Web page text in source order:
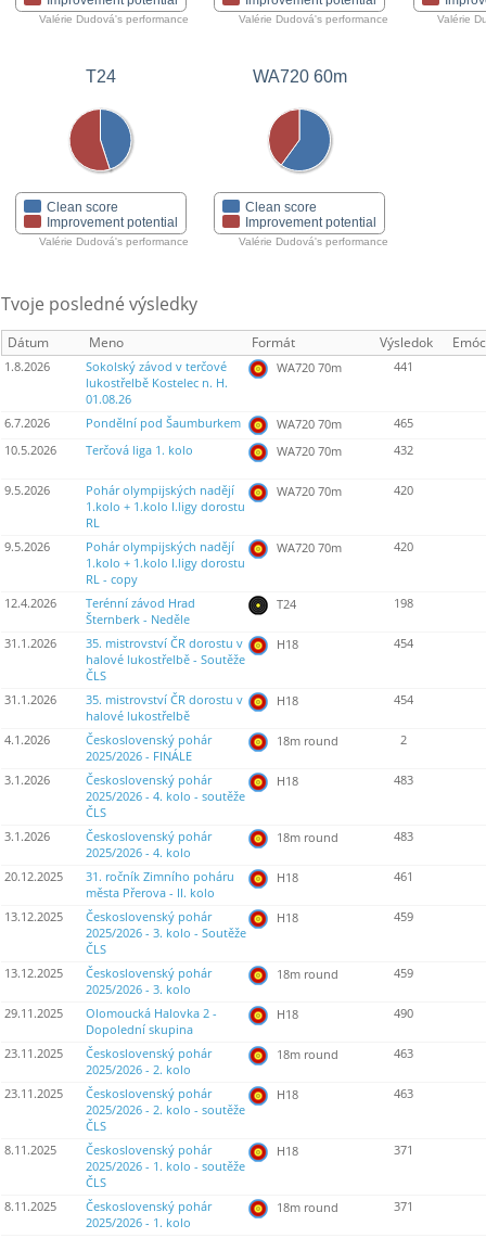
Valérie Dudová's performance Valérie Dudová's performance Valérie
T24
Clean score
Improvement potential
Valérie Dudová's performance
WA720 60m
Clean score
Improvement potential
Valérie Dudová's performance
Tvoje posledné výsledky
Dátum Meno Formát Výsledok
1.8.2026
Sokolský závod v terčové
lukostřelbě Kostelec n. H.
01.08.26
WA720 70m 441
6.7.2026 Pondělní pod Šaumburkem WA720 70m
465
10.5.2026
Terčová liga 1. kolo WA720 70m 432
9.5.2026
Pohár olympijských nadějí
1.kolo + 1.kolo I.ligy dorostu
RL
WA720 70m 420
9.5.2026
Pohár olympijských nadějí
1.kolo + 1.kolo I.ligy dorostu
RL - copy
WA720 70m 420
12.4.2026
Terénní závod Hrad
Šternberk - Neděle
T24 198
31.1.2026
35. mistrovství ČR dorostu v
halové lukostřelbě - Soutěže
ČLS
H18 454
31.1.2026
35. mistrovství ČR dorostu v
halové lukostřelbě
H18 454
4.1.2026
Československý pohár
2025/2026 - FINÁLE
18m round 2
3.1.2026
Československý pohár
2025/2026 - 4. kolo - soutěže
ČLS
H18 483
3.1.2026
Československý pohár
2025/2026 - 4. kolo
18m round 483
20.12.2025
31. ročník Zimního poháru
města Přerova - II. kolo
H18 461
13.12.2025
Československý pohár
2025/2026 - 3. kolo - Soutěže
ČLS
H18 459
13.12.2025
Československý pohár
2025/2026 - 3. kolo
18m round 459
29.11.2025
Olomoucká Halovka 2 -
Dopolední skupina
H18 490
23.11.2025
Československý pohár
2025/2026 - 2. kolo
18m round 463
23.11.2025
Československý pohár
2025/2026 - 2. kolo - soutěže
ČLS
H18 463
8.11.2025
Československý pohár
2025/2026 - 1. kolo - soutěže
ČLS
H18 371
8.11.2025
Československý pohár
2025/2026 - 1. kolo
18m round 371